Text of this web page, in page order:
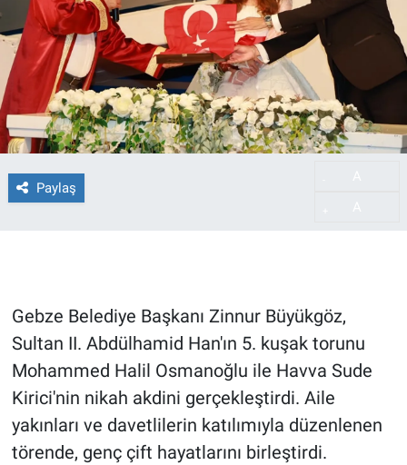
Paylaş
Gebze Belediye Başkanı Zinnur Büyükgöz,
Sultan II. Abdülhamid Han'ın 5. kuşak torunu
Mohammed Halil Osmanoğlu ile Havva Sude
Kirici'nin nikah akdini gerçekleştirdi. Aile
yakınları ve davetlilerin katılımıyla düzenlenen
törende, genç çift hayatlarını birleştirdi.